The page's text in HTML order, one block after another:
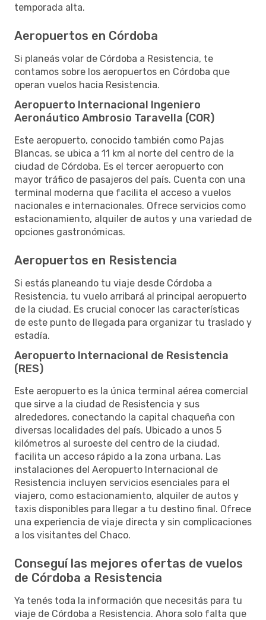
temporada alta.
Aeropuertos en Córdoba
Si planeás volar de Córdoba a Resistencia, te
contamos sobre los aeropuertos en Córdoba que
operan vuelos hacia Resistencia.
Aeropuerto Internacional Ingeniero
Aeronáutico Ambrosio Taravella (COR)
Este aeropuerto, conocido también como Pajas
Blancas, se ubica a 11 km al norte del centro de la
ciudad de Córdoba. Es el tercer aeropuerto con
mayor tráfico de pasajeros del país. Cuenta con una
terminal moderna que facilita el acceso a vuelos
nacionales e internacionales. Ofrece servicios como
estacionamiento, alquiler de autos y una variedad de
opciones gastronómicas.
Aeropuertos en Resistencia
Si estás planeando tu viaje desde Córdoba a
Resistencia, tu vuelo arribará al principal aeropuerto
de la ciudad. Es crucial conocer las características
de este punto de llegada para organizar tu traslado y
estadía.
Aeropuerto Internacional de Resistencia
(RES)
Este aeropuerto es la única terminal aérea comercial
que sirve a la ciudad de Resistencia y sus
alrededores, conectando la capital chaqueña con
diversas localidades del país. Ubicado a unos 5
kilómetros al suroeste del centro de la ciudad,
facilita un acceso rápido a la zona urbana. Las
instalaciones del Aeropuerto Internacional de
Resistencia incluyen servicios esenciales para el
viajero, como estacionamiento, alquiler de autos y
taxis disponibles para llegar a tu destino final. Ofrece
una experiencia de viaje directa y sin complicaciones
a los visitantes del Chaco.
Conseguí las mejores ofertas de vuelos
de Córdoba a Resistencia
Ya tenés toda la información que necesitás para tu
viaje de Córdoba a Resistencia. Ahora solo falta que